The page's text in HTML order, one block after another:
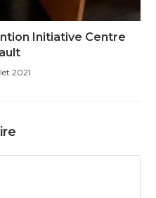
Initiative Centre
2021